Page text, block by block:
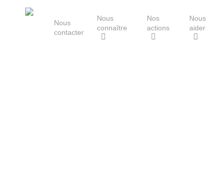
Nous
contacter
Nous
connaître
Nos
actions
Nous
aider